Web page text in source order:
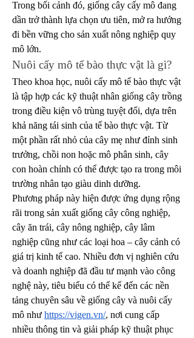
Trong bối cảnh đó, giống cây cấy mô đang
dần trở thành lựa chọn ưu tiên, mở ra hướng
đi bền vững cho sản xuất nông nghiệp quy
mô lớn.
Nuôi cấy mô tế bào thực vật là gì?
Theo khoa học, nuôi cấy mô tế bào thực vật
là tập hợp các kỹ thuật nhân giống cây trồng
trong điều kiện vô trùng tuyệt đối, dựa trên
khả năng tái sinh của tế bào thực vật. Từ
một phần rất nhỏ của cây mẹ như đỉnh sinh
trưởng, chồi non hoặc mô phân sinh, cây
con hoàn chỉnh có thể được tạo ra trong môi
trường nhân tạo giàu dinh dưỡng.
Phương pháp này hiện được ứng dụng rộng
rãi trong sản xuất giống cây công nghiệp,
cây ăn trái, cây nông nghiệp, cây lâm
nghiệp cũng như các loại hoa – cây cảnh có
giá trị kinh tế cao. Nhiều đơn vị nghiên cứu
và doanh nghiệp đã đầu tư mạnh vào công
nghệ này, tiêu biểu có thể kể đến các nền
tảng chuyên sâu về giống cây và nuôi cấy
mô như https://vigen.vn/, nơi cung cấp
nhiều thông tin và giải pháp kỹ thuật phục